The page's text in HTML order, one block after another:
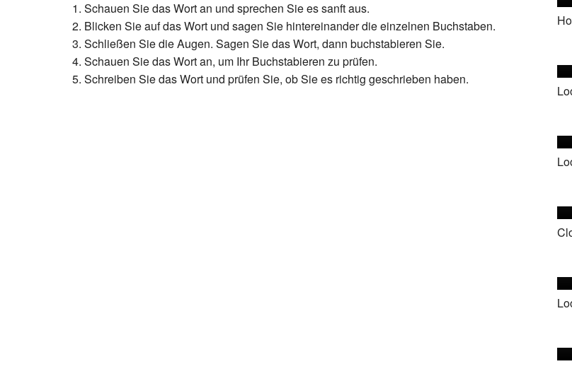
Schauen Sie das Wort an und sprechen Sie es sanft aus.
Blicken Sie auf das Wort und sagen Sie hintereinander die einzelnen Buchstaben.
Schließen Sie die Augen. Sagen Sie das Wort, dann buchstabieren Sie.
Schauen Sie das Wort an, um Ihr Buchstabieren zu prüfen.
Schreiben Sie das Wort und prüfen Sie, ob Sie es richtig geschrieben haben.